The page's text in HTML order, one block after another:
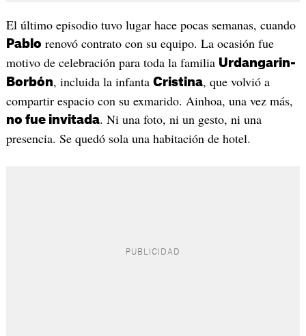
El último episodio tuvo lugar hace pocas semanas, cuando
Pablo renovó contrato con su equipo. La ocasión fue
motivo de celebración para toda la familia Urdangarin-
Borbón, incluida la infanta Cristina, que volvió a
compartir espacio con su exmarido. Ainhoa, una vez más,
no fue invitada. Ni una foto, ni un gesto, ni una
presencia. Se quedó sola una habitación de hotel.